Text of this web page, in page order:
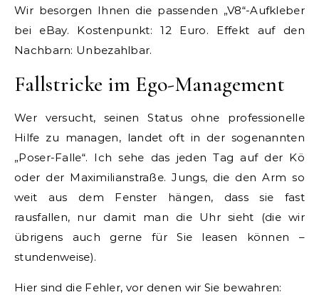
Wir besorgen Ihnen die passenden „V8“-Aufkleber
bei eBay. Kostenpunkt: 12 Euro. Effekt auf den
Nachbarn: Unbezahlbar.
Fallstricke im Ego-Management
Wer versucht, seinen Status ohne professionelle
Hilfe zu managen, landet oft in der sogenannten
„Poser-Falle“. Ich sehe das jeden Tag auf der Kö
oder der Maximilianstraße. Jungs, die den Arm so
weit aus dem Fenster hängen, dass sie fast
rausfallen, nur damit man die Uhr sieht (die wir
übrigens auch gerne für Sie leasen können –
stundenweise).
Hier sind die Fehler, vor denen wir Sie bewahren: